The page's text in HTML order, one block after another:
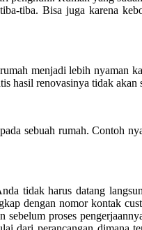
tiba. Bisa juga karena
menjadi lebih nyaman
hasil renovasinya tidak akan
sebuah rumah. Contoh
tidak harus datang
dengan nomor kontak
proses